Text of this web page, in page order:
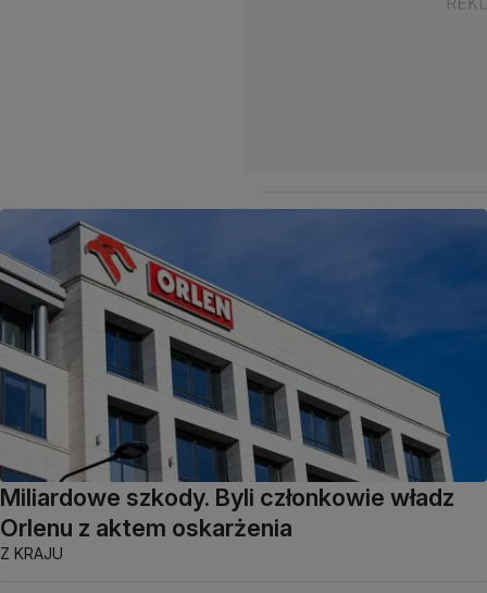
Miliardowe szkody. Byli członkowie władz
Orlenu z aktem oskarżenia
Z KRAJU